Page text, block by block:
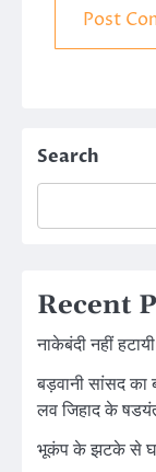
Search
Recent
नाकेबंदी नहीं
बड़वानी सांसद का
लव जिहाद के
भूकंप के झटके से